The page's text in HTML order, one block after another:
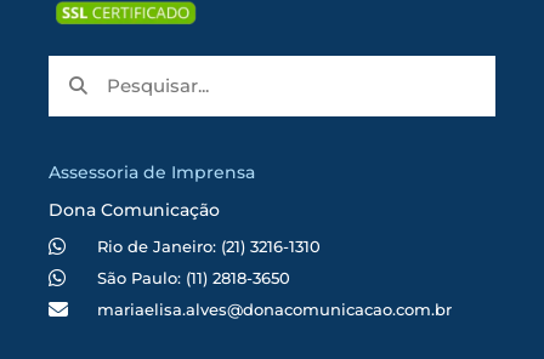
Assessoria de Imprensa
Dona Comunicação
Rio de Janeiro: (21) 3216-1310
São Paulo: (11) 2818-3650
mariaelisa.alves@donacomunicacao.com.br